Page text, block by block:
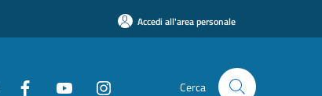
Accedi all'area personale
Cerca